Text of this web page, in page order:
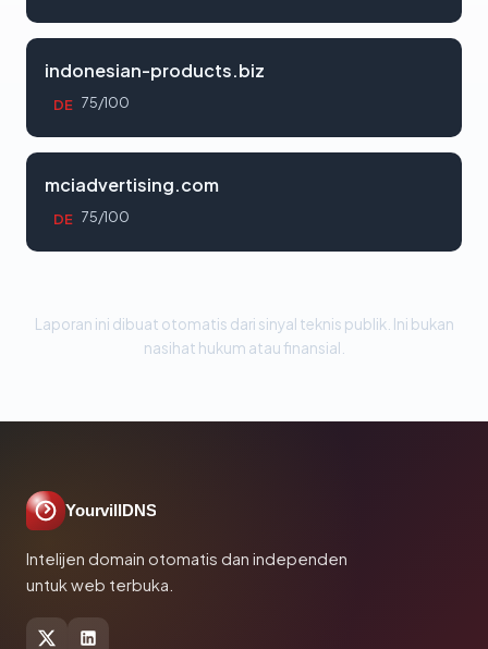
indonesian-products.biz
DE 75/100
mciadvertising.com
DE 75/100
Laporan ini dibuat otomatis dari sinyal teknis publik. Ini bukan
nasihat hukum atau finansial.
YourvillDNS
Intelijen domain otomatis dan independen
untuk web terbuka.